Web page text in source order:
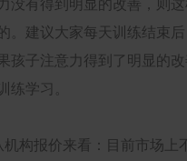
没有得到明显的改善，则
。建议大家每天训练结束
孩子注意力得到了明显的
练学习。
机构报价来看：目前市场上